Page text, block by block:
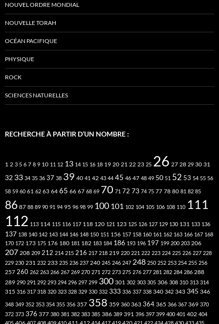
NOUVEL ORDRE MONDIAL
NOUVELLE TORAH
OCÉAN PACIFIQUE
PHYSIQUE
ROCK
SCIENCES NATURELLES
RECHERCHE À PARTIR D’UN NOMBRE :
1 2 3 5 6 7 8 9 10 11 12 13 14 15 16 18 19 20 21 22 23 25 26 27 28 29 30 31
32 33 34 35 36 37 38 39 40 41 42 43 44 45 46 47 48 49 50 51 52 53 54 55 56
58 59 60 61 62 63 64 65 66 67 68 69 70 71 72 73 74 75 77 78 80 81 82 85
86 87 88 89 90 91 94 95 96 98 99 100 101 102 104 105 106 108 110 111
112 113 114 115 116 117 118 120 121 123 125 126 127 129 130 131 133 136
137 138 140 142 143 144 146 148 150 151 156 157 158 160 161 162 163 166 167 168
170 172 173 175 176 180 181 182 183 184 186 193 196 197 199 200 203 206
207 208 209 212 214 215 216 217 218 219 220 221 222 223 224 225 226 227 228
229 230 231 232 233 235 236 237 240 245 246 247 248 250 252 253 254 255 256
257 260 262 263 266 267 269 270 271 272 273 275 276 277 281 282 284 286 288
289 290 291 292 293 294 296 297 299 300 301 302 303 305 306 308 310 313 314
315 316 317 318 320 323 328 329 330 332 333 336 337 338 340 342 343 345 346
348 349 352 353 354 355 356 357 358 359 360 363 364 365 366 367 369 370
372 373 376 377 380 381 382 383 385 386 389 391 396 397 399 400 401 402 404